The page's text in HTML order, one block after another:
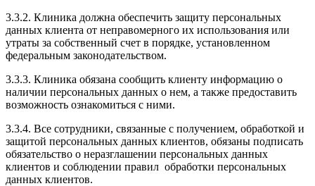
3.3.2. Клиника должна обеспечить защиту персональных
данных клиента от неправомерного их использования или
утраты за собственный счет в порядке, установленном
федеральным законодательством.
3.3.3. Клиника обязана сообщить клиенту информацию о
наличии персональных данных о нем, а также предоставить
возможность ознакомиться с ними.
3.3.4. Все сотрудники, связанные с получением, обработкой и
защитой персональных данных клиентов, обязаны подписать
обязательство о неразглашении персональных данных
клиентов и соблюдении правил обработки персональных
данных клиентов.